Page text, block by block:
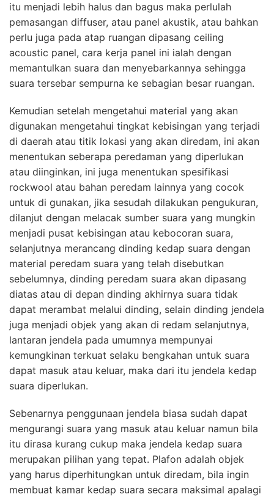
itu menjadi lebih halus dan bagus maka perlulah
pemasangan diffuser, atau panel akustik, atau bahkan
perlu juga pada atap ruangan dipasang ceiling
acoustic panel, cara kerja panel ini ialah dengan
memantulkan suara dan menyebarkannya sehingga
suara tersebar sempurna ke sebagian besar ruangan.
Kemudian setelah mengetahui material yang akan
digunakan mengetahui tingkat kebisingan yang terjadi
di daerah atau titik lokasi yang akan diredam, ini akan
menentukan seberapa peredaman yang diperlukan
atau diinginkan, ini juga menentukan spesifikasi
rockwool atau bahan peredam lainnya yang cocok
untuk di gunakan, jika sesudah dilakukan pengukuran,
dilanjut dengan melacak sumber suara yang mungkin
menjadi pusat kebisingan atau kebocoran suara,
selanjutnya merancang dinding kedap suara dengan
material peredam suara yang telah disebutkan
sebelumnya, dinding peredam suara akan dipasang
diatas atau di depan dinding akhirnya suara tidak
dapat merambat melalui dinding, selain dinding jendela
juga menjadi objek yang akan di redam selanjutnya,
lantaran jendela pada umumnya mempunyai
kemungkinan terkuat selaku bengkahan untuk suara
dapat masuk atau keluar, maka dari itu jendela kedap
suara diperlukan.
Sebenarnya penggunaan jendela biasa sudah dapat
mengurangi suara yang masuk atau keluar namun bila
itu dirasa kurang cukup maka jendela kedap suara
merupakan pilihan yang tepat. Plafon adalah objek
yang harus diperhitungkan untuk diredam, bila ingin
membuat kamar kedap suara secara maksimal apalagi